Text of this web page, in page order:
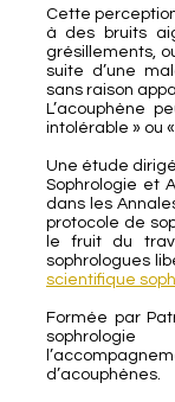
Cette
à des bruits
grésillements,
suite d’une
sans raison
L’acouphène
intolérable » ou
Une étude
Sophrologie et
dans les
protocole de
le fruit du
sophrologues
scientifique
Formée par
d’acouphènes.